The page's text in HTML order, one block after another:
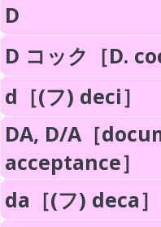
D
D コック［D.
d［(フ) deci］
DA, D/A［
acceptance］
da［(フ) deca］